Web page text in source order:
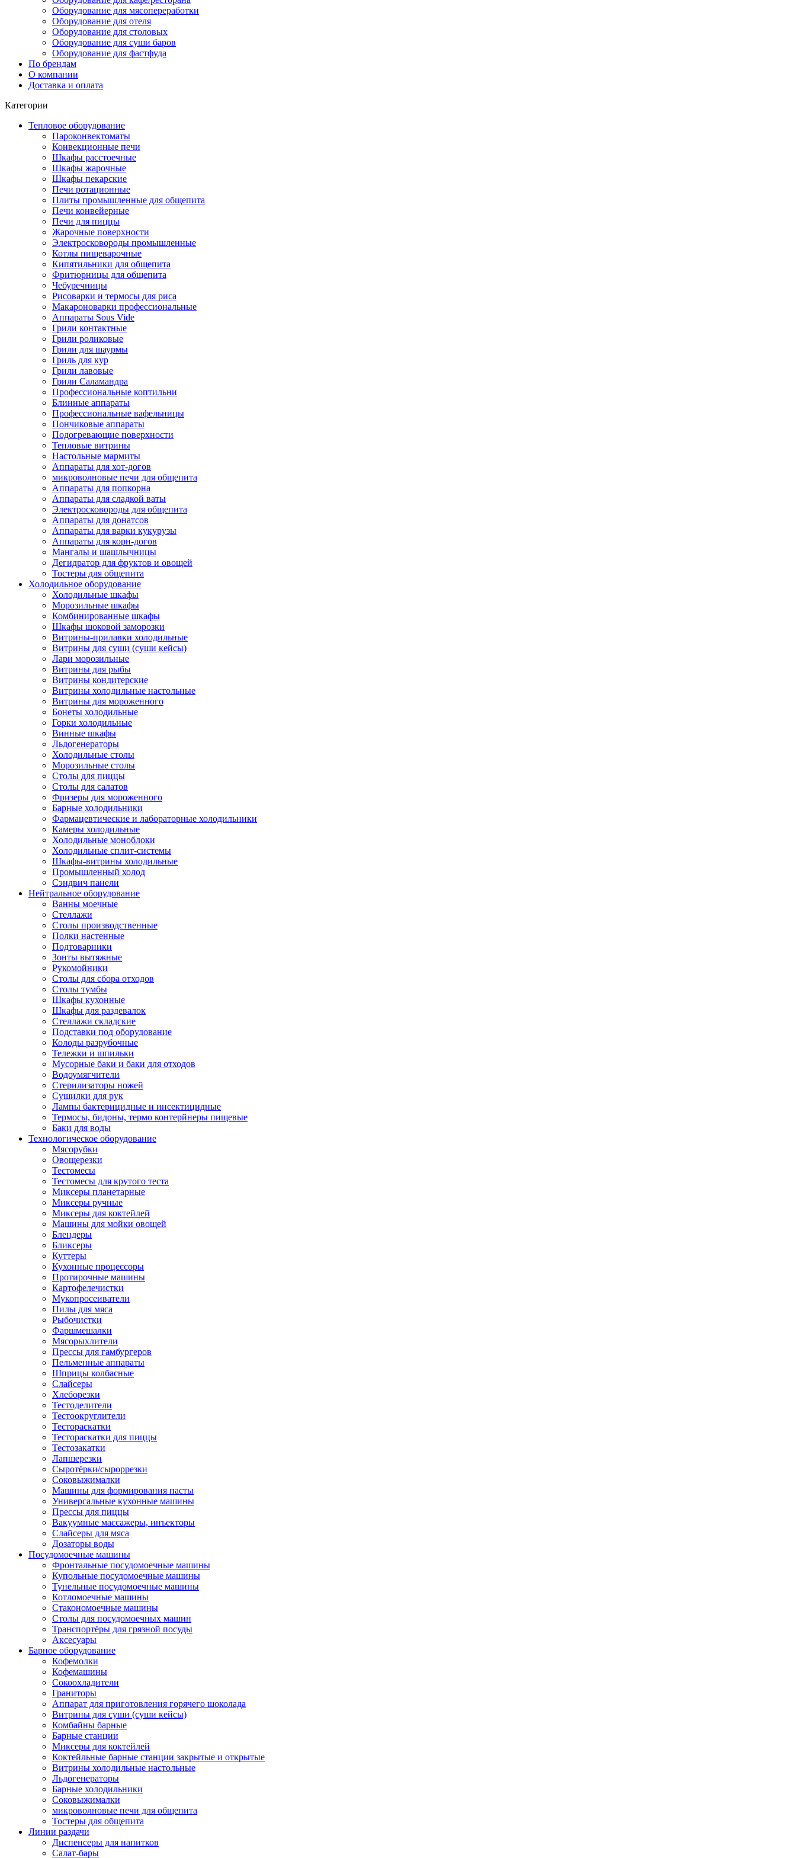
Оборудование для мясопереработки
Оборудование для отеля
Оборудование для столовых
Оборудование для суши баров
Оборудование для фастфуда
По брендам
О компании
Доставка и оплата
Категории
Тепловое оборудование
Пароконвектоматы
Конвекционные печи
Шкафы расстоечные
Шкафы жарочные
Шкафы пекарские
Печи ротационные
Плиты промышленные для общепита
Печи конвейерные
Печи для пиццы
Жарочные поверхности
Электросковороды промышленные
Котлы пищеварочные
Кипятильники для общепита
Фритюрницы для общепита
Чебуречницы
Рисоварки и термосы для риса
Макароноварки профессиональные
Аппараты Sous Vide
Грили контактные
Грили роликовые
Грили для шаурмы
Гриль для кур
Грили лавовые
Грили Саламандра
Профессиональные коптильни
Блинные аппараты
Профессиональные вафельницы
Пончиковые аппараты
Подогревающие поверхности
Тепловые витрины
Настольные мармиты
Аппараты для хот-догов
микроволновые печи для общепита
Аппараты для попкорна
Аппараты для сладкой ваты
Электросковороды для общепита
Аппараты для донатсов
Аппараты для варки кукурузы
Аппараты для корн-догов
Мангалы и шашлычницы
Дегидратор для фруктов и овощей
Тостеры для общепита
Холодильное оборудование
Холодильные шкафы
Морозильные шкафы
Комбинированные шкафы
Шкафы шоковой заморозки
Витрины-прилавки холодильные
Витрины для суши (суши кейсы)
Лари морозильные
Витрины для рыбы
Витрины кондитерские
Витрины холодильные настольные
Витрины для мороженного
Бонеты холодильные
Горки холодильные
Винные шкафы
Льдогенераторы
Холодильные столы
Морозильные столы
Столы для пиццы
Столы для салатов
Фризеры для мороженного
Барные холодильники
Фармацевтические и лабораторные холодильники
Камеры холодильные
Холодильные моноблоки
Холодильные сплит-системы
Шкафы-витрины холодильные
Промышленный холод
Сэндвич панели
Нейтральное оборудование
Ванны моечные
Стеллажи
Столы производственные
Полки настенные
Подтоварники
Зонты вытяжные
Рукомойники
Столы для сбора отходов
Столы тумбы
Шкафы кухонные
Шкафы для раздевалок
Стеллажи складские
Подставки под оборудование
Колоды разрубочные
Тележки и шпильки
Мусорные баки и баки для отходов
Водоумягчители
Стерилизаторы ножей
Сушилки для рук
Лампы бактерицидные и инсектицидные
Термосы, бидоны, термо контерйнеры пищевые
Баки для воды
Технологическое оборудование
Мясорубки
Овощерезки
Тестомесы
Тестомесы для крутого теста
Миксеры планетарные
Миксеры ручные
Миксеры для коктейлей
Машины для мойки овощей
Блендеры
Бликсеры
Куттеры
Кухонные процессоры
Протирочные машины
Картофелечистки
Мукопросеиватели
Пилы для мяса
Рыбочистки
Фаршмешалки
Мясорыхлители
Прессы для гамбургеров
Пельменные аппараты
Шприцы колбасные
Слайсеры
Хлеборезки
Тестоделители
Тестоокруглители
Тестораскатки
Тестораскатки для пиццы
Тестозакатки
Лапшерезки
Сыротёрки/сыроррезки
Соковыжималки
Машины для формирования пасты
Универсальные кухонные машины
Прессы для пиццы
Вакуумные массажеры, инъекторы
Слайсеры для мяса
Дозаторы воды
Посудомоечные машины
Фронтальные посудомоечные машины
Купольные посудомоечные машины
Тунельные посудомоечные машины
Котломоечные машины
Стакономоечные машины
Столы для посудомоечных машин
Транспортёры для грязной посуды
Аксесуары
Барное оборудование
Кофемолки
Кофемашины
Сокоохладители
Граниторы
Аппарат для приготовления горячего шоколада
Витрины для суши (суши кейсы)
Комбайны барные
Барные станции
Миксеры для коктейлей
Коктейльные барные станции закрытые и открытые
Витрины холодильные настольные
Льдогенераторы
Барные холодильники
Соковыжималки
микроволновые печи для общепита
Тостеры для общепита
Линии раздачи
Диспенсеры для напитков
Салат-бары